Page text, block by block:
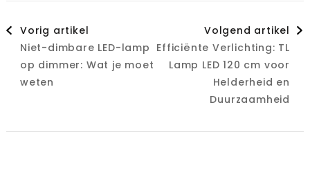
Berichtnavigatie
Vorig artikel
Niet-dimbare LED-lamp
op dimmer: Wat je moet
weten
Volgend artikel
Efficiënte Verlichting: TL
Lamp LED 120 cm voor
Helderheid en
Duurzaamheid